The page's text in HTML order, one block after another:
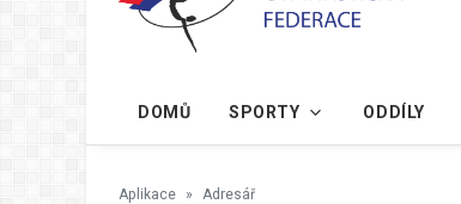
DOMŮ SPORTY ODDÍLY
Aplikace Adresář